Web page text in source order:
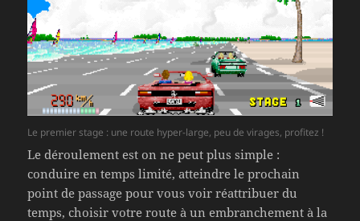
Le premier stage : une route hyper-large, peu de virages, profitez !
Le déroulement est on ne peut plus simple :
conduire en temps limité, atteindre le prochain
point de passage pour vous voir réattribuer du
temps, choisir votre route à un embranchement à la